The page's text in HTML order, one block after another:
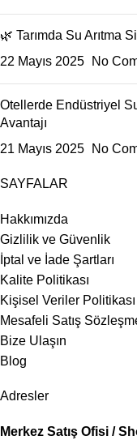
🌿 Tarımda Su Arıtma
22 Mayıs 2025
No
Otellerde Endüstriyel
Avantajı
21 Mayıs 2025
No
SAYFALAR
Hakkımızda
Gizlilik ve Güvenlik
İptal ve İade Şartları
Kalite Politikası
Kişisel Veriler Politikası
Mesafeli Satış
Bize Ulaşın
Blog
Adresler
Merkez Satış Ofisi /